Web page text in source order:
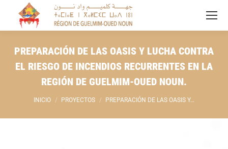
PREPARACIÓN DE LAS OASIS Y LUCHA CONTRA
EL RIESGO DE INCENDIOS RECURRENTES EN LA
REGIÓN DE GUELMIM-OUED NOUN.
Estás aquí:
INICIO PROYECTOS PREPARACIÓN DE LAS OASIS Y…